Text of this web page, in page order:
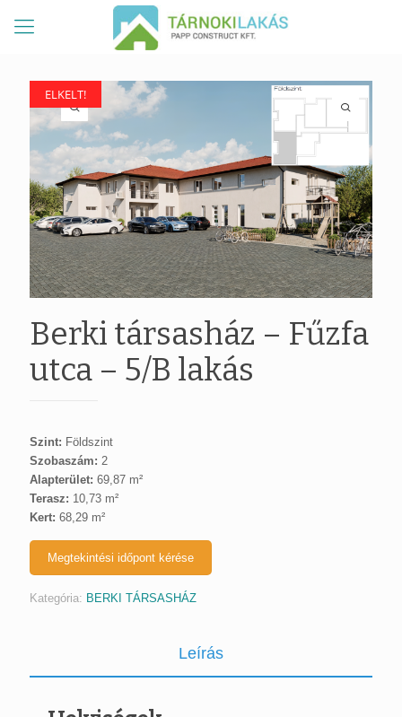
ELKELT!
ELKELT!
Berki társasház – Fűzfa
utca – 5/B lakás
Szint: Földszint
Szobaszám: 2
Alapterület: 69,87 m²
Terasz: 10,73 m²
Kert: 68,29 m²
Megtekintési időpont kérése
Kategória: BERKI TÁRSASHÁZ
Leírás